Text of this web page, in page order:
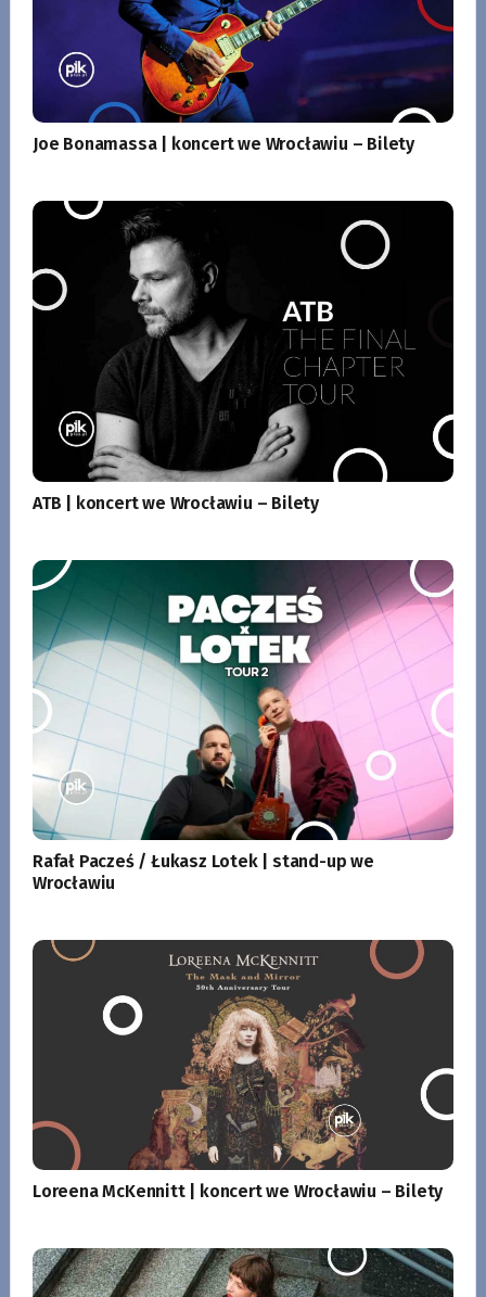
Joe Bonamassa | koncert we Wrocławiu – Bilety
ATB | koncert we Wrocławiu – Bilety
Rafał Pacześ / Łukasz Lotek | stand-up we
Wrocławiu
Loreena McKennitt | koncert we Wrocławiu – Bilety